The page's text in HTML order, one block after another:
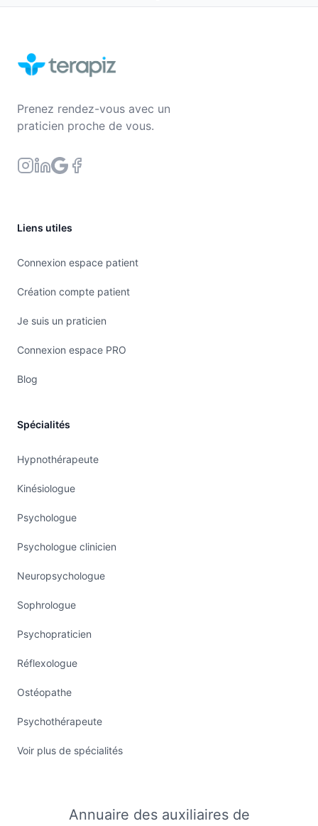
Prenez rendez-vous avec un
praticien proche de vous.
Liens utiles
Connexion espace patient
Création compte patient
Je suis un praticien
Connexion espace PRO
Blog
Spécialités
Hypnothérapeute
Kinésiologue
Psychologue
Psychologue clinicien
Neuropsychologue
Sophrologue
Psychopraticien
Réflexologue
Ostéopathe
Psychothérapeute
Voir plus de spécialités
Annuaire des auxiliaires de